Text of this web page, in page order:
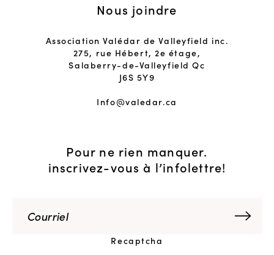
Nous joindre
Association Valédar de Valleyfield inc.
275, rue Hébert, 2e étage,
Salaberry-de-Valleyfield Qc
J6S 5Y9
Info@valedar.ca
Pour ne rien manquer.
inscrivez-vous à l’infolettre!
Recaptcha